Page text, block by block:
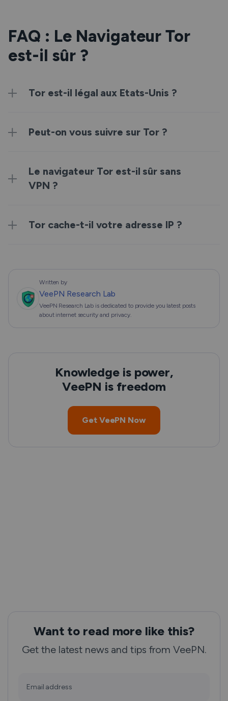
FAQ : Le Navigateur Tor
est-il sûr ?
Tor est-il légal aux Etats-Unis ?
Peut-on vous suivre sur Tor ?
Le navigateur Tor est-il sûr sans
VPN ?
Tor cache-t-il votre adresse IP ?
Written by
VeePN Research Lab
VeePN Research Lab is dedicated to provide you latest posts
about internet security and privacy.
Knowledge is power,
VeePN is freedom
Get VeePN Now
Want to read more like this?
Get the latest news and tips from VeePN.
Email address